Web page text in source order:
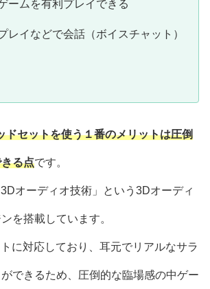
ームを有利プレイできる
レイなどで会話（ボイスチャット）
ドセットを使う１番のメリットは圧倒
る点です。
オーディオ技術」という3Dオーディ
を搭載しています。
に対応しており、耳元でリアルなサラ
できるため、圧倒的な臨場感の中ゲー